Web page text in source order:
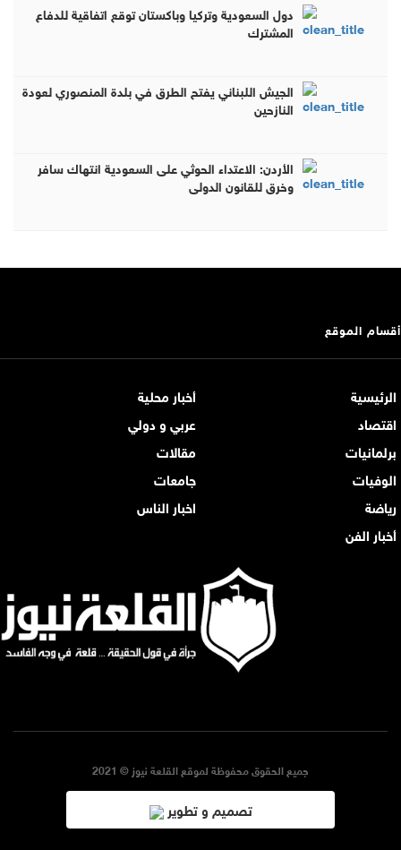
دول السعودية وتركيا وباكستان توقع اتفاقية للدفاع
المشترك
الجيش اللبناني يفتح الطرق في بلدة المنصوري لعودة
النازحين
الأردن: الاعتداء الحوثي على السعودية انتهاك سافر
وخرق للقانون الدولي
أقسام الموقع
الرئيسية
أخبار محلية
اقتصاد
عربي و دولي
برلمانيات
مقالات
الوفيات
جامعات
رياضة
اخبار الناس
أخبار الفن
جميع الحقوق محفوظة لموقع القلعة نيوز © 2021
تصميم و تطوير